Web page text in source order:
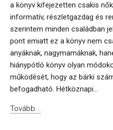
a könyv kifejezetten csakis
informatív, részletgazdag és
szerintem minden családban
pont emiatt ez a könyv nem
anyáknak, nagymamáknak,
hiánypótló könyv olyan
működését, hogy az bárki
befogadható. Hétköznapi...
Tovább...